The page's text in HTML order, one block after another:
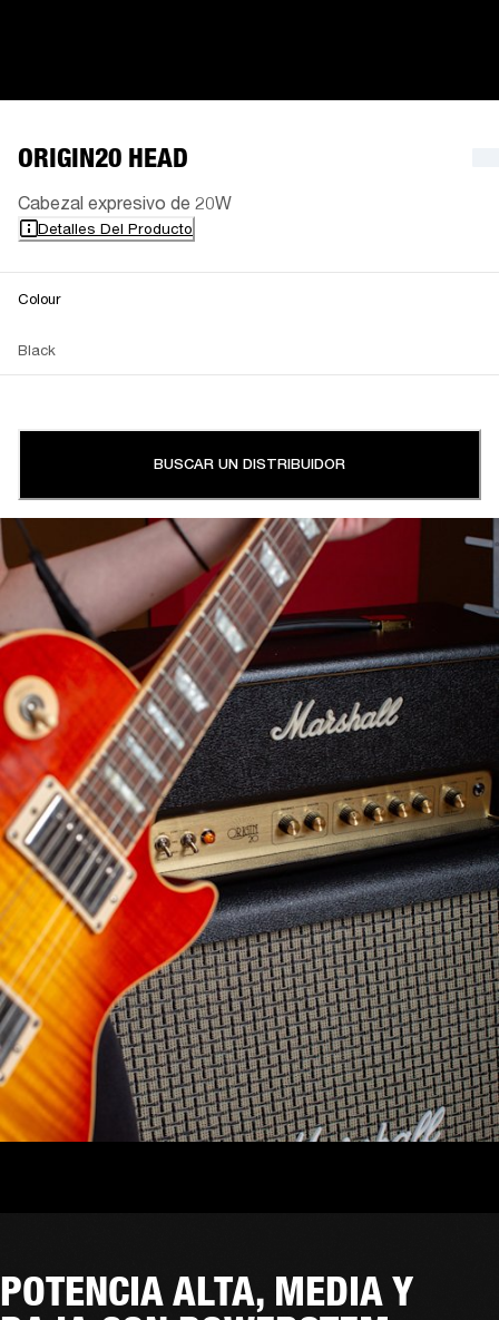
ORIGIN20 HEAD
Cabezal expresivo de 20W
Detalles Del Producto
Colour
Black
BUSCAR UN DISTRIBUIDOR
POTENCIA ALTA, MEDIA Y